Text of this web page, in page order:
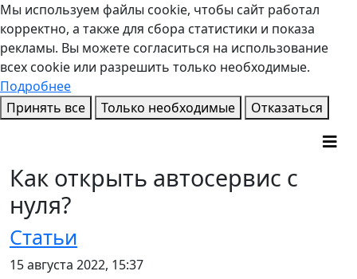
Мы используем файлы cookie, чтобы сайт работал
корректно, а также для сбора статистики и показа
рекламы. Вы можете согласиться на использование
всех cookie или разрешить только необходимые.
Подробнее
Принять все
Только необходимые Отказаться
Как открыть автосервис с
нуля?
Статьи
15 августа 2022, 15:37